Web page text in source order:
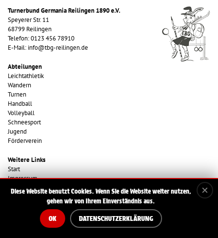
Turnerbund Germania Reilingen 1890 e.V.
Speyerer Str. 11
68799 Reilingen
Telefon: 0123 456 78910
E-Mail: info@tbg-reilingen.de
Abteilungen
Leichtathletik
Wandern
Turnen
Handball
Volleyball
Schneesport
Jugend
Förderverein
Weitere Links
Start
Impressum
Datenschutzerklärung
Diese Website benutzt Cookies. Wenn Sie die Website weiter nutzen,
gehen wir von Ihrem Einverständnis aus.
OK DATENSCHUTZERKLÄRUNG